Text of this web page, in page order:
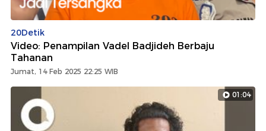
20Detik
Video: Penampilan Vadel Badjideh Berbaju
Tahanan
Jumat, 14 Feb 2025 22:25 WIB
01:04